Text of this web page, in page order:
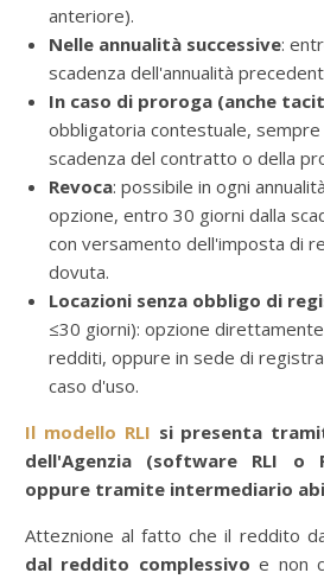
anteriore).
Nelle annualità successive:
scadenza dell'annualità
In caso di proroga (anche
obbligatoria contestuale,
scadenza del contratto o della
Revoca: possibile in ogni
opzione, entro 30 giorni dalla
con versamento dell'imposta di
dovuta.
Locazioni senza obbligo di
≤30 giorni): opzione
redditi, oppure in sede di
caso d'uso.
Il modello RLI si presenta
dell'Agenzia (software RLI o
oppure tramite intermediario
Atteznione al fatto che il reddito
dal reddito complessivo e non